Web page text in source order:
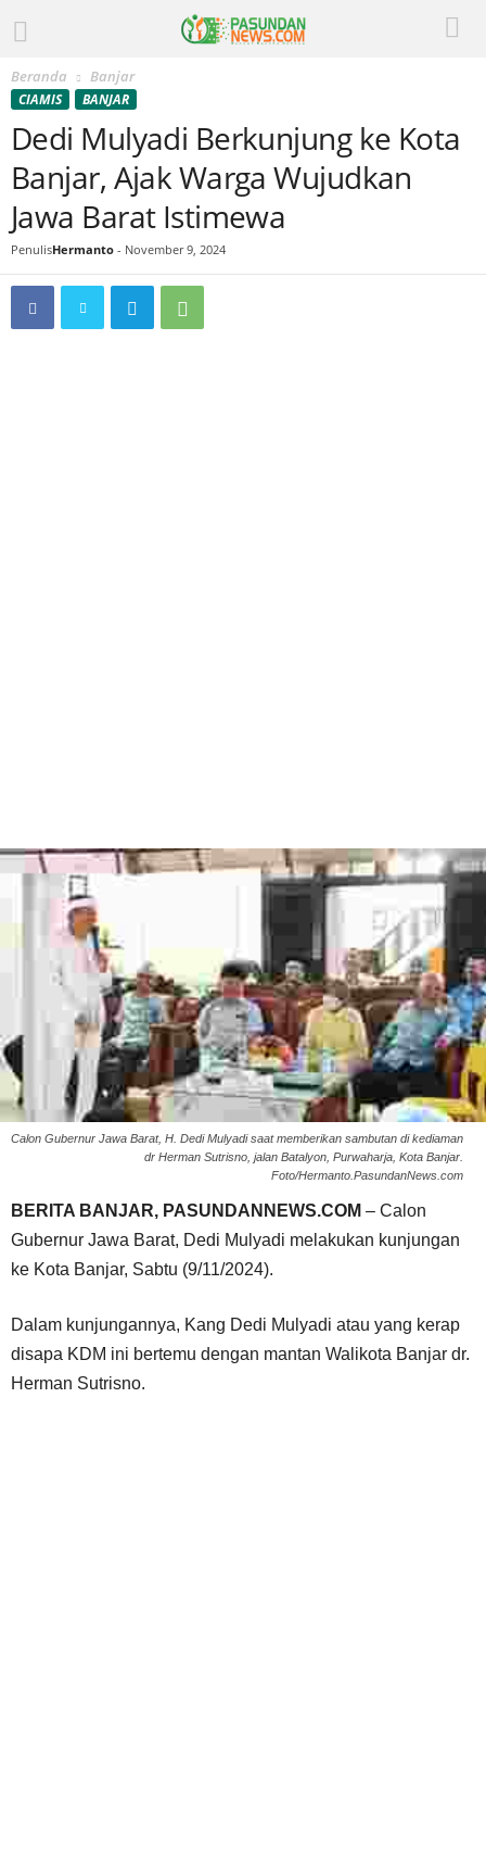
Beranda Banjar
CIAMIS BANJAR
Dedi Mulyadi Berkunjung ke Kota
Banjar, Ajak Warga Wujudkan
Jawa Barat Istimewa
PenulisHermanto - November 9, 2024
Calon Gubernur Jawa Barat, H. Dedi Mulyadi saat memberikan sambutan di kediaman
dr Herman Sutrisno, jalan Batalyon, Purwaharja, Kota Banjar.
Foto/Hermanto.PasundanNews.com
BERITA BANJAR, PASUNDANNEWS.COM – Calon
Gubernur Jawa Barat, Dedi Mulyadi melakukan kunjungan
ke Kota Banjar, Sabtu (9/11/2024).
Dalam kunjungannya, Kang Dedi Mulyadi atau yang kerap
disapa KDM ini bertemu dengan mantan Walikota Banjar dr.
Herman Sutrisno.